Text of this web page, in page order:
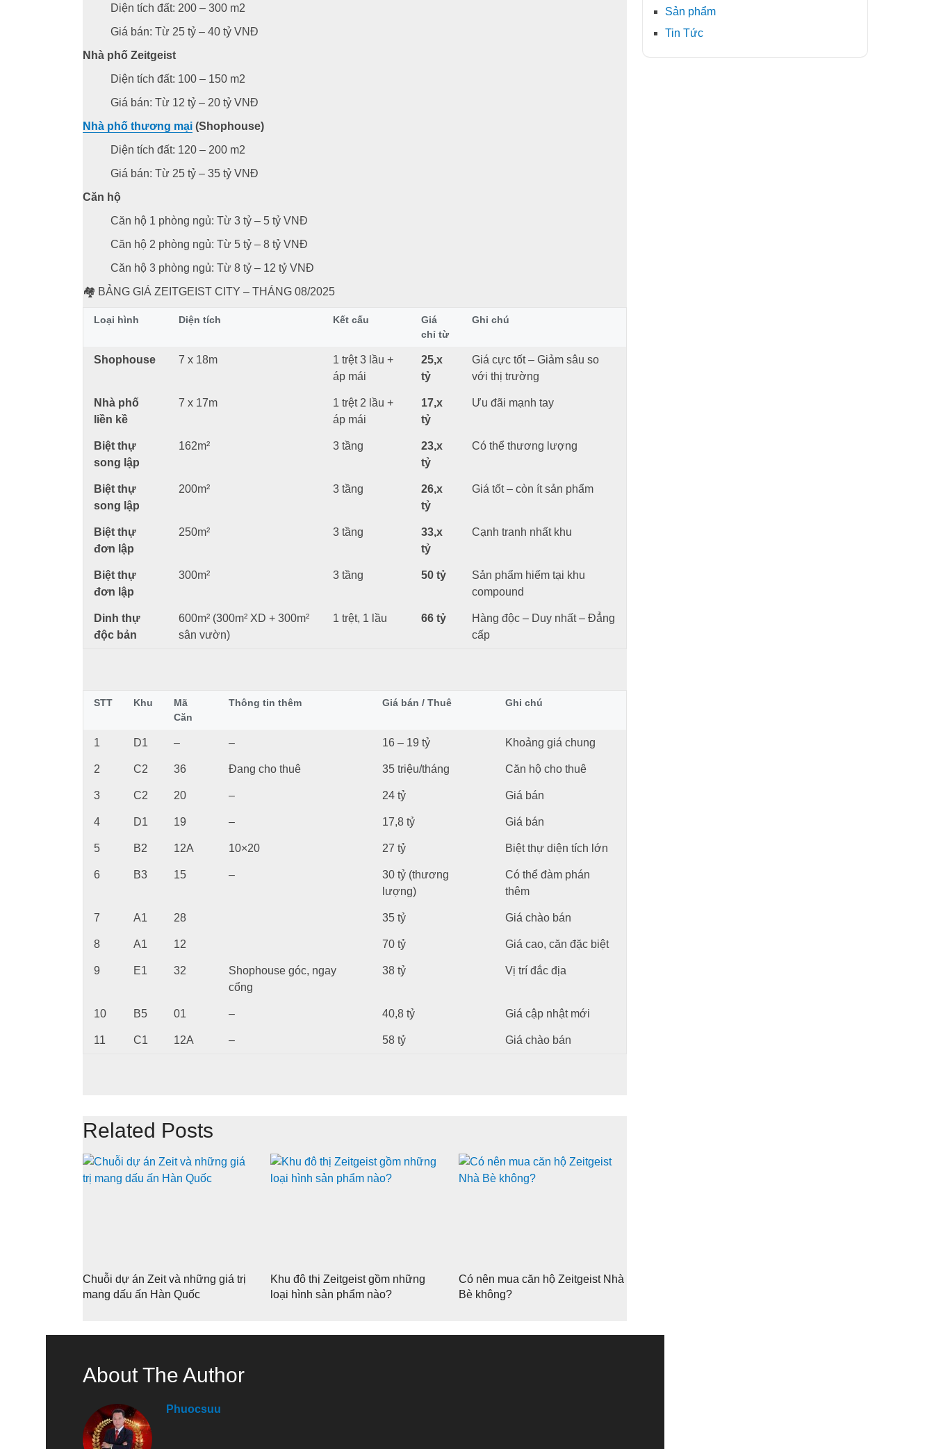
Diện tích đất: 200 – 300 m2
Giá bán: Từ 25 tỷ – 40 tỷ VNĐ
Nhà phố Zeitgeist
Diện tích đất: 100 – 150 m2
Giá bán: Từ 12 tỷ – 20 tỷ VNĐ
Nhà phố thương mại (Shophouse)
Diện tích đất: 120 – 200 m2
Giá bán: Từ 25 tỷ – 35 tỷ VNĐ
Căn hộ
Căn hộ 1 phòng ngủ: Từ 3 tỷ – 5 tỷ VNĐ
Căn hộ 2 phòng ngủ: Từ 5 tỷ – 8 tỷ VNĐ
Căn hộ 3 phòng ngủ: Từ 8 tỷ – 12 tỷ VNĐ
🏘️ BẢNG GIÁ ZEITGEIST CITY – THÁNG 08/2025
Loại hình Diện tích Kết cấu
Giá
chỉ từ
Ghi chú
Shophouse 7 x 18m
1 trệt 3 lầu +
áp mái
25,x
tỷ
Giá cực tốt – Giảm sâu so
với thị trường
Nhà phố
liền kề
7 x 17m
1 trệt 2 lầu +
áp mái
17,x
tỷ
Ưu đãi mạnh tay
Biệt thự
song lập
162m² 3 tầng
23,x
tỷ
Có thể thương lượng
Biệt thự
song lập
200m² 3 tầng
26,x
tỷ
Giá tốt – còn ít sản phẩm
Biệt thự
đơn lập
250m² 3 tầng
33,x
tỷ
Cạnh tranh nhất khu
Biệt thự
đơn lập
300m² 3 tầng 50 tỷ
Sản phẩm hiếm tại khu
compound
Dinh thự
độc bản
600m² (300m² XD + 300m²
sân vườn)
1 trệt, 1 lầu 66 tỷ
Hàng độc – Duy nhất – Đẳng
cấp
STT Khu
Mã
Căn
Thông tin thêm Giá bán / Thuê Ghi chú
1 D1 – – 16 – 19 tỷ Khoảng giá chung
2 C2 36 Đang cho thuê 35 triệu/tháng Căn hộ cho thuê
3 C2 20 – 24 tỷ Giá bán
4 D1 19 – 17,8 tỷ Giá bán
5 B2 12A 10×20 27 tỷ Biệt thự diện tích lớn
6 B3 15 –
30 tỷ (thương
lượng)
Có thể đàm phán
thêm
7 A1 28 35 tỷ Giá chào bán
8 A1 12 70 tỷ Giá cao, căn đặc biệt
9 E1 32
Shophouse góc, ngay
cổng
38 tỷ Vị trí đắc địa
10 B5 01 – 40,8 tỷ Giá cập nhật mới
11 C1 12A – 58 tỷ Giá chào bán
Related Posts
Chuỗi dự án Zeit và những giá trị
mang dấu ấn Hàn Quốc
Khu đô thị Zeitgeist gồm những
loại hình sản phẩm nào?
Có nên mua căn hộ Zeitgeist Nhà
Bè không?
About The Author
Phuocsuu
Sản phẩm
Tin Tức